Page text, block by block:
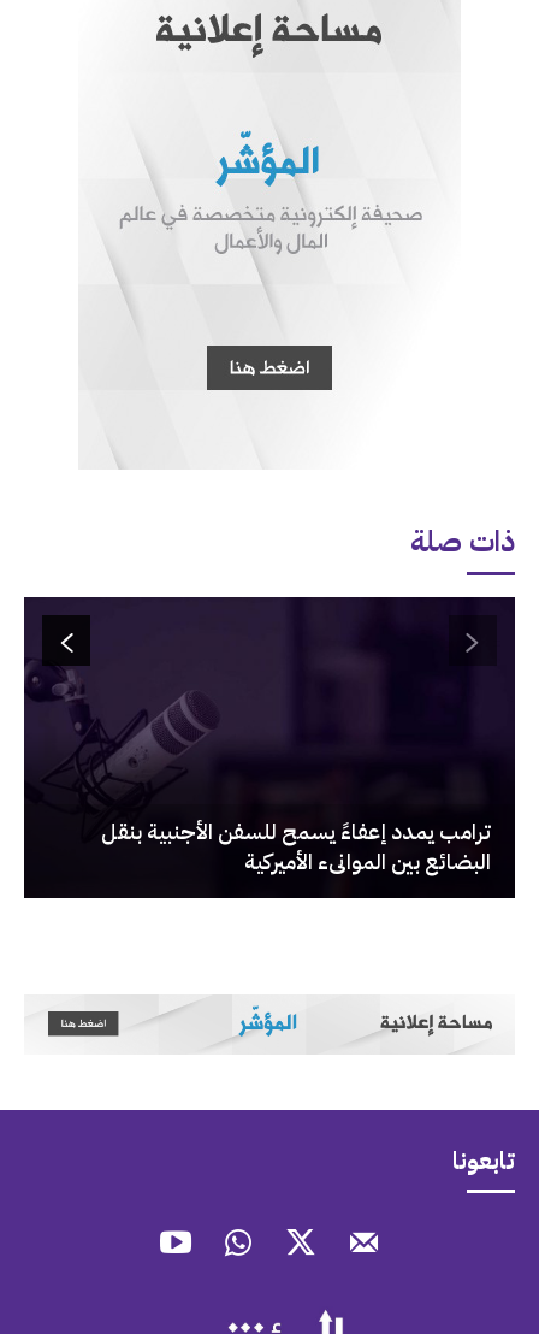
ذات صلة
‏ترامب يمدد إعفاءً يسمح للسفن الأجنبية بنقل
البضائع بين الموانىء الأميركية
تابعونا